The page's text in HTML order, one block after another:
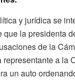
y jurídica se
que la presidenta
de la
representante a la
un auto